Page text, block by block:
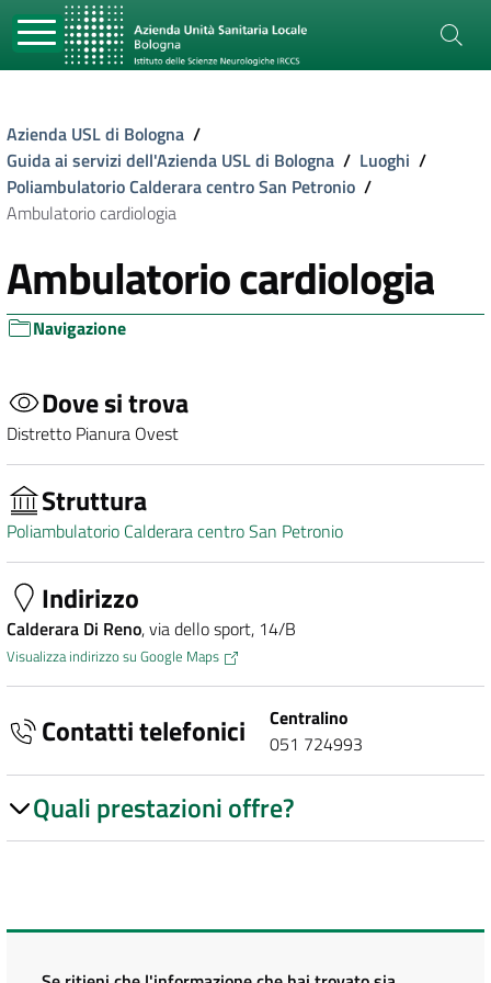
Azienda USL di Bologna /
Guida ai servizi dell'Azienda USL di Bologna / Luoghi /
Poliambulatorio Calderara centro San Petronio /
Ambulatorio cardiologia
Ambulatorio cardiologia
Navigazione
Dove si trova
Distretto Pianura Ovest
Struttura
Poliambulatorio Calderara centro San Petronio
Indirizzo
Calderara Di Reno, via dello sport, 14/B
Visualizza indirizzo su Google Maps
Contatti telefonici
Centralino
051 724993
Quali prestazioni offre?